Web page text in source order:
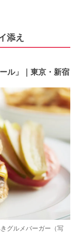
添え
ル」｜東京・新宿
グルメバーガー（写